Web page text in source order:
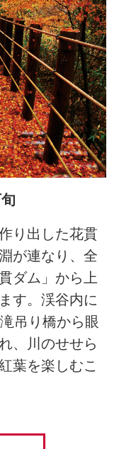
り出した花貫
が連なり、全
ダム」から上
す。渓谷内に
吊り橋から眼
、川のせせら
葉を楽しむこ